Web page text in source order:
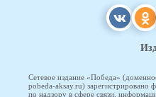
Сетевое издание «Победа»
pobeda-aksay.ru) зарегистрировано
по надзору в сфере связи,